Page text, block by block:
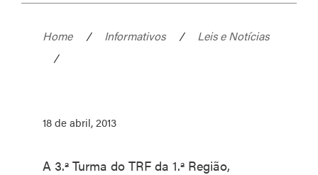
Home / Informativos /
Leis e Notícias
/
18 de abril, 2013
A 3.ª Turma do TRF da 1.ª Região,